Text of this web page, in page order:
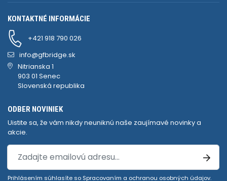
KONTAKTNÉ INFORMÁCIE
+421 918 790 026
info@gfbridge.sk
Nitrianska 1
903 01 Senec
Slovenská republika
ODBER NOVINIEK
Uistite sa, že vám nikdy neuniknú naše zaujímavé novinky a
akcie.
Prihlásením súhlasíte so Spracovaním a ochranou osobných údajov.